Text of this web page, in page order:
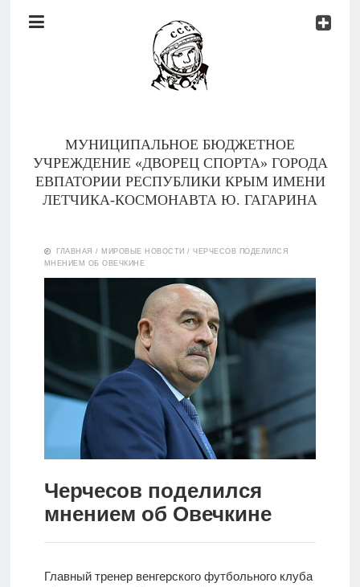
Документы
МУНИЦИПАЛЬНОЕ БЮДЖЕТНОЕ
УЧРЕЖДЕНИЕ «ДВОРЕЦ СПОРТА» ГОРОДА
ЕВПАТОРИИ РЕСПУБЛИКИ КРЫМ ИМЕНИ
ЛЕТЧИКА-КОСМОНАВТА Ю. ГАГАРИНА
Документы
Новости
Родителям
Версия для
ГЛАВНАЯ / МИРОВЫЕ НОВОСТИ /ЧЕРЧЕСОВ ПОДЕЛИЛСЯ
МНЕНИЕМ ОБ ОВЕЧКИНЕ
Черчесов поделился
мнением об Овечкине
Главный тренер венгерского футбольного клуба